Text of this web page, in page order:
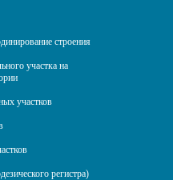
строения
участка на
участков
регистра)